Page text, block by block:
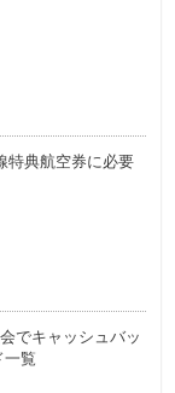
特典航空券に必要
でキャッシュバッ
一覧